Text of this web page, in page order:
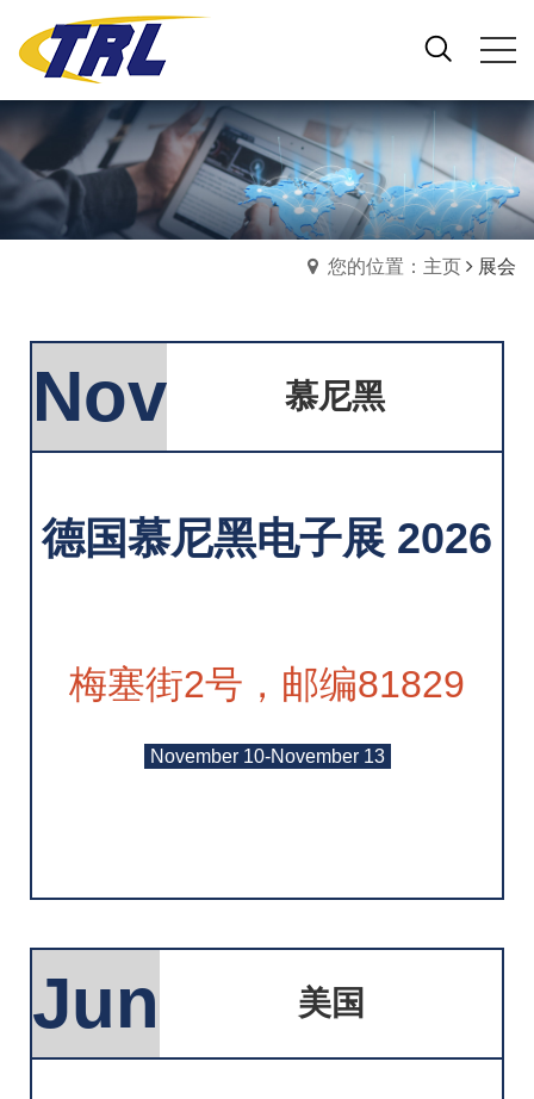
您的位置：主页 展会
Nov 慕尼黑
德国慕尼黑电子展 2026
梅塞街2号，邮编81829
November 10-November 13
Jun 美国